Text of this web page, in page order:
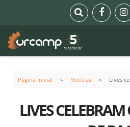
Página Inicial Notícias Lives
LIVES